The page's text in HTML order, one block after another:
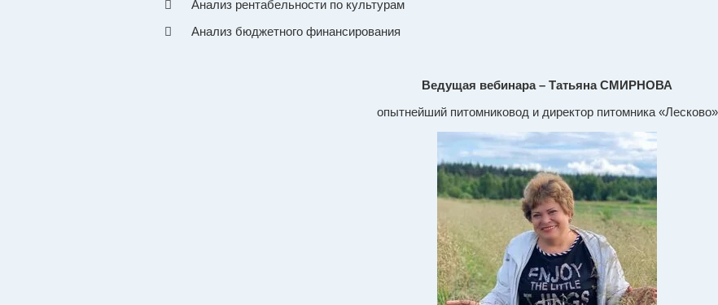
 Анализ рентабельности по культурам
 Анализ бюджетного финансирования
Ведущая вебинара – Татьяна СМИРНОВА
опытнейший питомниковод и директор питомника «Лесково»